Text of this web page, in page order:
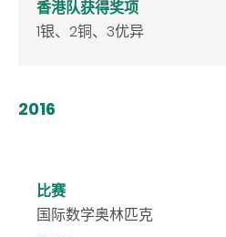
香港队获得奖项
1银、2铜、3优异
2016
比赛
国际数学奥林匹克